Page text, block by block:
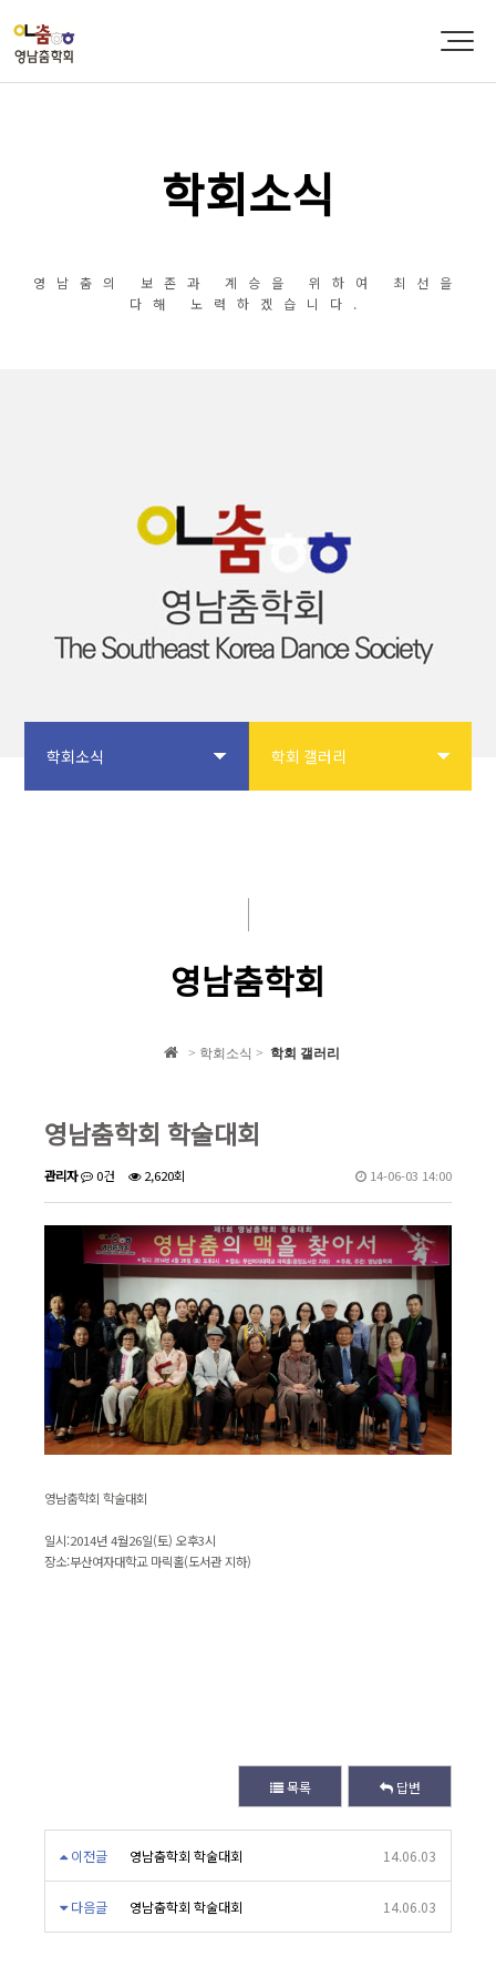
학회소식
영남춤의 보존과 계승을 위하여 최선을
다해 노력하겠습니다.
학회소식 학회 갤러리
자유게시판
영남춤학회
> 학회소식 > 학회 갤러리
영남춤학회 학술대회
관리자 0건 2,620회 14-06-03 14:00
영남춤학회 학술대회
일시:2014년 4월26일(토) 오후3시
장소:부산여자대학교 마릭홀(도서관 지하)
목록 답변
이전글 영남춤학회 학술대회 14.06.03
다음글 영남춤학회 학술대회 14.06.03